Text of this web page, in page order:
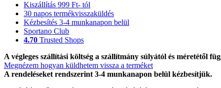
Kiszállítás 999 Ft- tól
30 napos termékvisszaküldés
Kézbesítés 3-4 munkanapon belül
Sportano Club
4.70 Trusted Shops
A végleges szállítási költség a szállítmány súlyától és méretétől
Megnézem hogyan küldhetem vissza a terméket
A rendeléseket rendszerint 3-4 munkanapon belül kézbesítjük.